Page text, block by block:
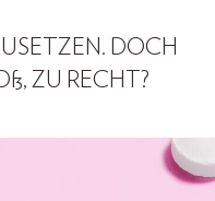
DOCH
ZU RECHT?